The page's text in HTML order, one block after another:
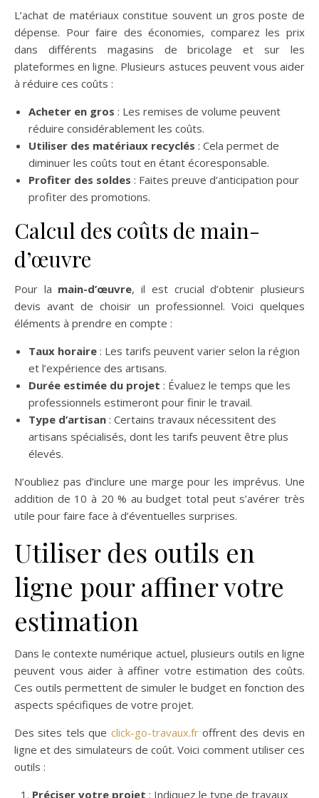
L’achat de matériaux constitue souvent un gros poste de
dépense. Pour faire des économies, comparez les prix
dans différents magasins de bricolage et sur les
plateformes en ligne. Plusieurs astuces peuvent vous aider
à réduire ces coûts :
Acheter en gros : Les remises de volume peuvent
réduire considérablement les coûts.
Utiliser des matériaux recyclés : Cela permet de
diminuer les coûts tout en étant écoresponsable.
Profiter des soldes : Faites preuve d’anticipation pour
profiter des promotions.
Calcul des coûts de main-
d’œuvre
Pour la main-d’œuvre, il est crucial d’obtenir plusieurs
devis avant de choisir un professionnel. Voici quelques
éléments à prendre en compte :
Taux horaire : Les tarifs peuvent varier selon la région
et l’expérience des artisans.
Durée estimée du projet : Évaluez le temps que les
professionnels estimeront pour finir le travail.
Type d’artisan : Certains travaux nécessitent des
artisans spécialisés, dont les tarifs peuvent être plus
élevés.
N’oubliez pas d’inclure une marge pour les imprévus. Une
addition de 10 à 20 % au budget total peut s’avérer très
utile pour faire face à d’éventuelles surprises.
Utiliser des outils en
ligne pour affiner votre
estimation
Dans le contexte numérique actuel, plusieurs outils en ligne
peuvent vous aider à affiner votre estimation des coûts.
Ces outils permettent de simuler le budget en fonction des
aspects spécifiques de votre projet.
Des sites tels que click-go-travaux.froffrent des devis en
ligne et des simulateurs de coût. Voici comment utiliser ces
outils :
Préciser votre projet : Indiquez le type de travaux